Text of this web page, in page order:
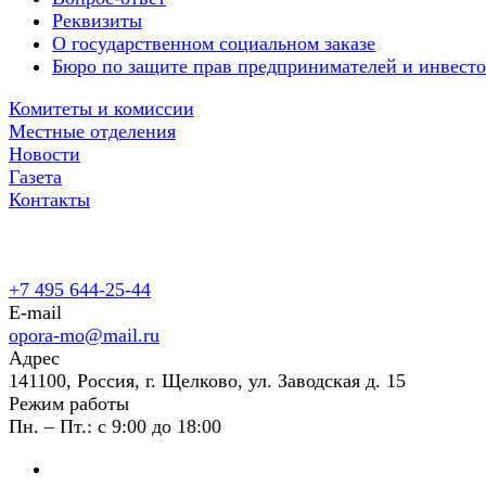
Реквизиты
О государственном социальном заказе
Бюро по защите прав предпринимателей и
Комитеты и комиссии
Местные отделения
Новости
Газета
Контакты
+7 495 644-25-44
E-mail
opora-mo@mail.ru
Адрес
141100, Россия, г. Щелково, ул. Заводская д. 15
Режим работы
Пн. – Пт.: с 9:00 до 18:00